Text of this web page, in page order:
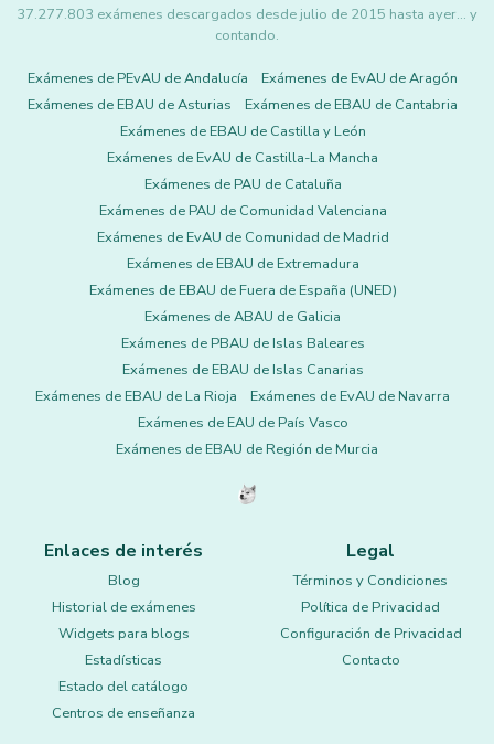
37.277.803 exámenes descargados desde julio de 2015 hasta ayer... y
contando.
Exámenes de PEvAU de Andalucía
Exámenes de EvAU de Aragón
Exámenes de EBAU de Asturias
Exámenes de EBAU de Cantabria
Exámenes de EBAU de Castilla y León
Exámenes de EvAU de Castilla-La Mancha
Exámenes de PAU de Cataluña
Exámenes de PAU de Comunidad Valenciana
Exámenes de EvAU de Comunidad de Madrid
Exámenes de EBAU de Extremadura
Exámenes de EBAU de Fuera de España (UNED)
Exámenes de ABAU de Galicia
Exámenes de PBAU de Islas Baleares
Exámenes de EBAU de Islas Canarias
Exámenes de EBAU de La Rioja
Exámenes de EvAU de Navarra
Exámenes de EAU de País Vasco
Exámenes de EBAU de Región de Murcia
Enlaces de interés
Blog
Historial de exámenes
Widgets para blogs
Estadísticas
Estado del catálogo
Centros de enseñanza
Legal
Términos y Condiciones
Política de Privacidad
Configuración de Privacidad
Contacto